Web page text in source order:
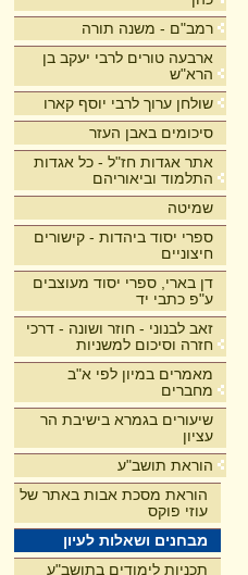
רמב"ם - משנה תורה
ארבעה טורים לרבי יעקב בן
הרא"ש
שולחן ערוך לרבי יוסף קארו
סיכומים באבן העזר
אתר אגדות חז"ל - כל אגדות
התלמוד וביאוריהם
שמיטה
ספרי יסוד ביהדות - קישורים
חיצוניים
דן בארי, ספרי יסוד מעוצבים
ע"פ כתבי יד
זאב לבנוני - חוזר ושונה - דרכי
חזרה וסיכום למשניות
מאמרים במיון לפי א"ב
מחברים
שיעורים בגמרא בישיבת הר
עציון
הוראת תושב"ע
הוראת מסכת אבות באתר של
עוזי פוקס
מבחנים ושאלות לעיון
תכניות לימודים בתושב"ע